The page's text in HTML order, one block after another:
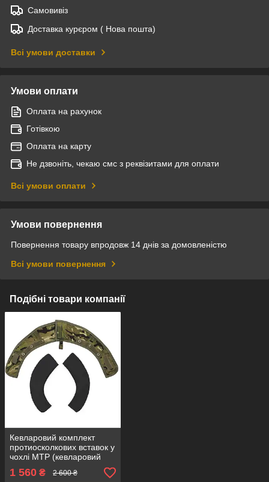
Самовивіз
Доставка курєром ( Нова пошта)
Всі умови доставки
Умови оплати
Оплата на рахунок
Готівкою
Оплата на карту
Не дзвоніть, чекаю смс з реквізитами для оплати
Всі умови оплати
Умови повернення
Повернення товару впродовж 14 днів за домовленістю
Всі умови повернення
Подібні товари компанії
Кевларовий комплект
протиосколкових вставок у
чохлі MTP (кевларовий
комір), оригінал
Великобританія
1 560 ₴ 2 600 ₴